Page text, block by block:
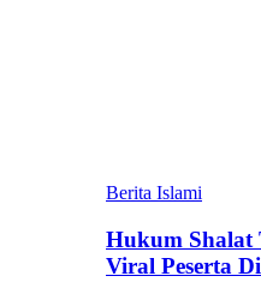
Berita Islami
Hukum Shalat
Viral Peserta